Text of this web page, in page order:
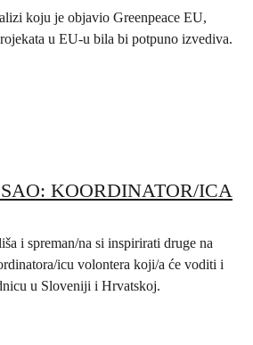
koju je objavio Greenpeace EU,
u EU-u bila bi potpuno izvediva.
KOORDINATOR/ICA
i spreman/na si inspirirati druge na
icu volontera koji/a će voditi i
u Sloveniji i Hrvatskoj.